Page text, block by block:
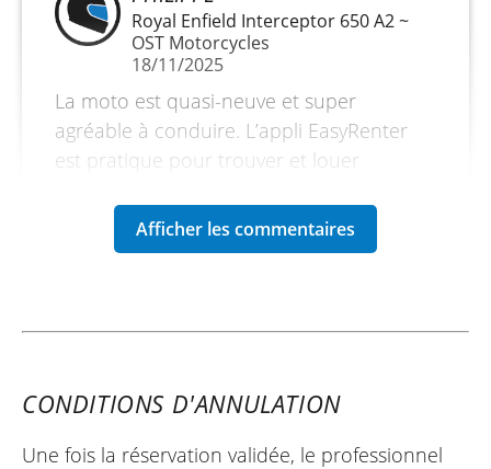
Pneu arrière : 150/70 - 17" (Pirelli Scorpion Rally
STR possible)
DIMENSIONS, POIDS, CAPACITÉS
Empattement : 1 490 mm
Royal Enfield Interceptor 650 A2 ~
OST Motorcycles
18/11/2025
La moto est quasi-neuve et super
agréable à conduire. L’appli EasyRenter
est pratique pour trouver et louer
CONDITIONS D'ANNULATION
Une fois la réservation validée, le professionnel